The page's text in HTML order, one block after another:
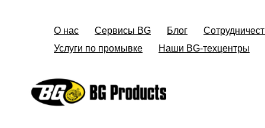
О нас Сервисы BG Блог
Услуги по промывке
Наши BG-техцентры